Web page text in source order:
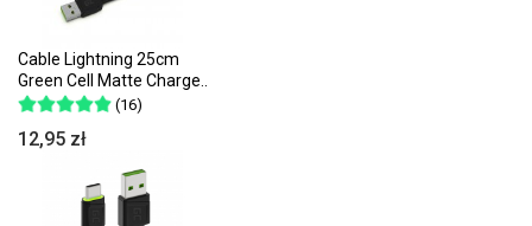
Cable Lightning 25cm
Green Cell Matte Charge..
(16)
12,95 zł